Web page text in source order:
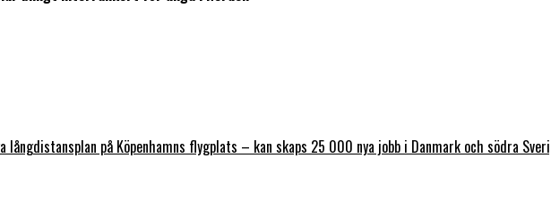
långdistansplan på Köpenhamns flygplats – kan skaps 25 000 nya jobb i Danmark och södra